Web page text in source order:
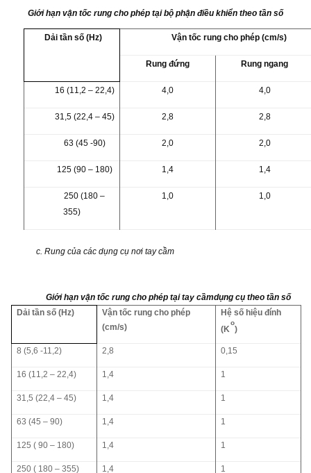
Giới hạn vận tốc rung cho phép tại bộ phận điều khiển theo tần số
Dải tần số (Hz) Vận tốc rung cho phép (cm/s)
Rung đứng Rung ngang
16 (11,2 – 22,4) 4,0 4,0
31,5 (22,4 – 45) 2,8 2,8
63 (45 -90) 2,0 2,0
125 (90 – 180) 1,4 1,4
250 (180 –
355)
1,0 1,0
c. Rung của các dụng cụ nơi tay cầm
Giới hạn vận tốc rung cho phép tại tay cầmdụng cụ theo tần số
Dải tần số (Hz)
Vận tốc rung cho phép
(cm/s)
Hệ số hiệu đính
(K
o
)
8 (5,6 -11,2) 2,8 0,15
16 (11,2 – 22,4) 1,4 1
31,5 (22,4 – 45) 1,4 1
63 (45 – 90) 1,4 1
125 ( 90 – 180) 1,4 1
250 ( 180 – 355) 1,4 1